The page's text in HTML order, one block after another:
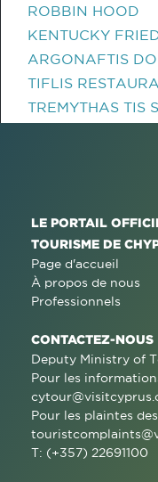
ROBBIN HOOD
KENTUCKY
ARGONAFTIS
TIFLIS
TREMYTHAS TIS
LE PORTAIL
TOURISME DE
Page d'accueil
À propos de nous
Professionnels
CONTACTEZ-NOUS
Deputy Ministry of
Pour les
Pour les plaintes
T: (+357) 22691100